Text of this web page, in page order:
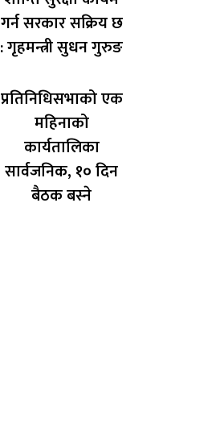
गर्न सरकार सक्रिय छ
: गृहमन्त्री सुधन गुरुङ
प्रतिनिधिसभाको एक
महिनाको
कार्यतालिका
सार्वजनिक, १० दिन
बैठक बस्ने